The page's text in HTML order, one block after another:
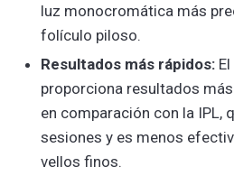
luz monocromática más
folículo piloso.
Resultados más rápidos:
proporciona resultados
en comparación con la IPL,
sesiones y es menos
vellos finos.